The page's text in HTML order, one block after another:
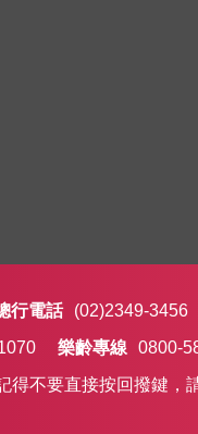
行電話
(02)2349-3456
樂齡專線 0800-
不要直接按回撥鍵，